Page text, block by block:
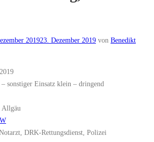
201923. Dezember 2019 von Benedikt
– sonstiger Einsatz klein – dringend
Allgäu
DRK-Rettungsdienst, Polizei